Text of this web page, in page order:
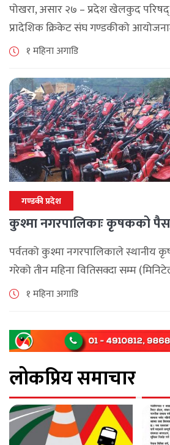
पोखरा, असार २७ – प्रदेश खेलकुद
प्रादेशिक क्रिकेट संघ गण्डकीको
गण्डकी महिला टी–२० क्रिकेट
१ महिना अगाडि
गण्डकी प्रदेश
कुश्मा नगरपालिकाः कृषकको
पर्वतको कुश्मा नगरपालिकाले
गरेको तीन महिना वितिसक्दा सम्म
वितरण नगरेपछि पर्वतको कुश्मा
१ महिना अगाडि
लोकप्रिय समाचार